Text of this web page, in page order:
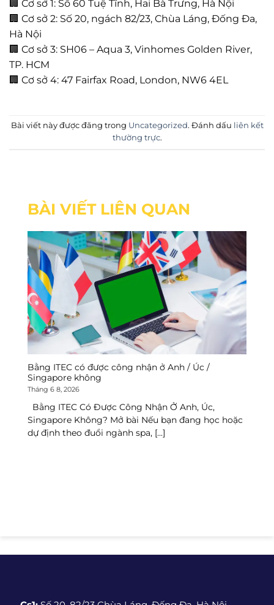
🏢 Cơ sở 1: Số 60 Tuệ Tĩnh, Hai Bà Trưng, Hà Nội
🏢 Cơ sở 2: Số 20, ngách 82/23, Chùa Láng, Đống Đa,
Hà Nội
🏢 Cơ sở 3: SH06 – Aqua 3, Vinhomes Golden River,
TP. HCM
🏢 Cơ sở 4: 47 Fairfax Road, London, NW6 4EL
Bài viết này được đăng trong Uncategorized. Đánh dấu liên kết
thường trực.
BÀI VIẾT LIÊN QUAN
Bằng ITEC có được công nhận ở Anh / Úc /
Singapore không
Tháng 6 8, 2026
Bằng ITEC Có Được Công Nhận Ở Anh, Úc,
Singapore Không? Mở bài Nếu bạn đang học hoặc
dự định theo đuổi ngành spa, [...]